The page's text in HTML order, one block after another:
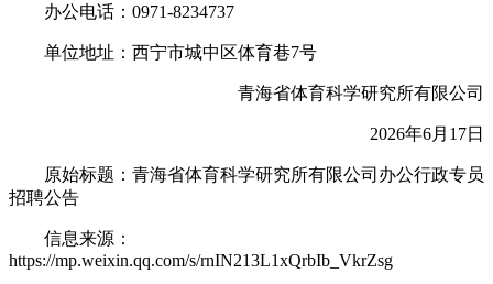
办公电话：0971-8234737
单位地址：西宁市城中区体育巷7号
青海省体育科学研究所有限公司
2026年6月17日
原始标题：青海省体育科学研究所有限公司办公行政专员
招聘公告
信息来源：
https://mp.weixin.qq.com/s/rnIN213L1xQrbIb_VkrZsg